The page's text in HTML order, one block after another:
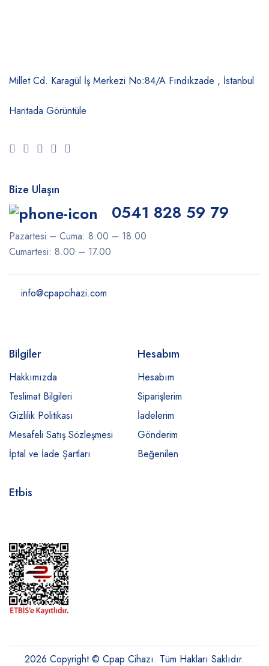
Millet Cd. Karagül İş Merkezi No:84/A Fındıkzade , İstanbul
Haritada Görüntüle
Bize Ulaşın
0541 828 59 79
Pazartesi – Cuma: 8.00 – 18.00
Cumartesi: 8.00 – 17.00
info@cpapcihazi.com
Bilgiler
Hakkımızda
Teslimat Bilgileri
Gizlilik Politikası
Mesafeli Satış Sözleşmesi
İptal ve İade Şartları
Hesabım
Hesabım
Siparişlerim
İadelerim
Gönderim
Beğenilen
Etbis
2026 Copyright © Cpap Cihazı. Tüm Hakları Saklıdır.